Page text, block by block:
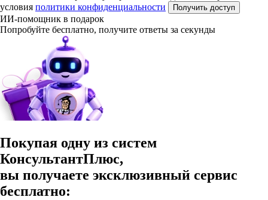
условия политики конфиденциальности Получить доступ
ИИ-помощник в подарок
Попробуйте бесплатно, получите ответы за секунды
Покупая одну из систем
КонсультантПлюс,
вы получаете эксклюзивный сервис
бесплатно: